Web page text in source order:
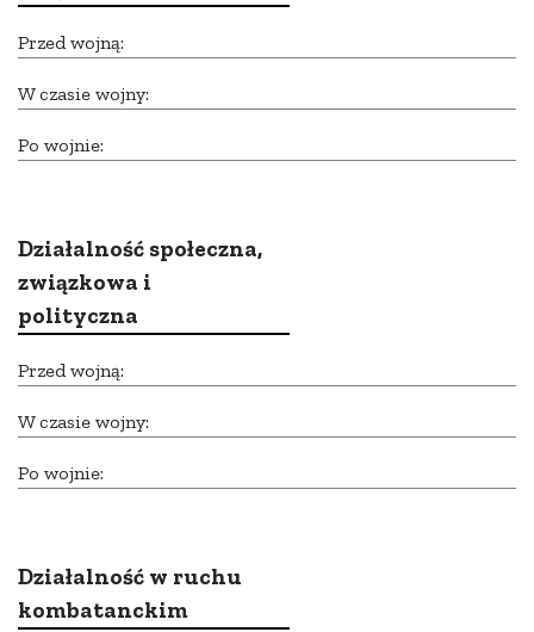
Przed wojną:
W czasie wojny:
Po wojnie:
Działalność społeczna,
związkowa i
polityczna
Przed wojną:
W czasie wojny:
Po wojnie:
Działalność w ruchu
kombatanckim